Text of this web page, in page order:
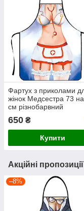
Фартух з приколами
жінок Медсестра 73
см різнобарвний
650 ₴
Купити
Акційні
–8%